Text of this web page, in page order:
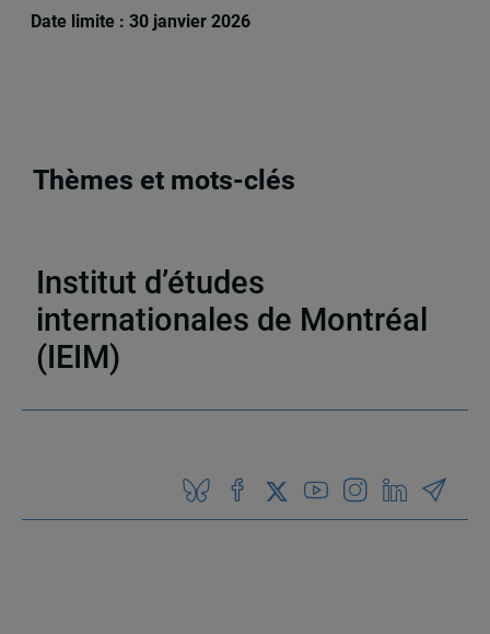
Date limite : 30 janvier 2026
Thèmes et mots-clés
Institut d’études
internationales de Montréal
(IEIM)